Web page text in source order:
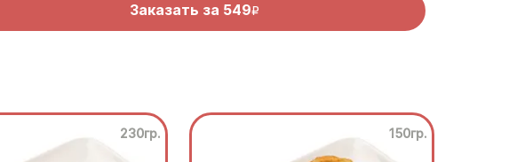
Заказать за 549R
230гр. 150гр.